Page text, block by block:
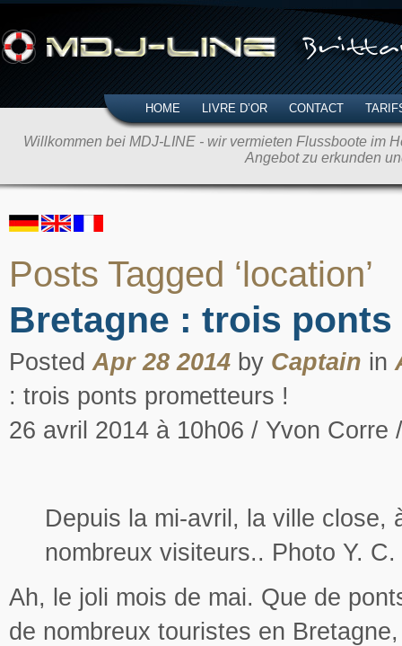
HOME LIVRE D’OR CONTACT
Willkommen bei MDJ-LINE - wir vermieten Flussboote im
Angebot zu erkunden
Posts Tagged ‘location’
Bretagne : trois
PostedApr 28 2014 by Captain in
: trois ponts prometteurs !
26 avril 2014 à 10h06 / Yvon Corre /
Depuis la mi-avril, la ville close,
nombreux visiteurs.. Photo Y. C.
Ah, le joli mois de mai. Que de
de nombreux touristes en